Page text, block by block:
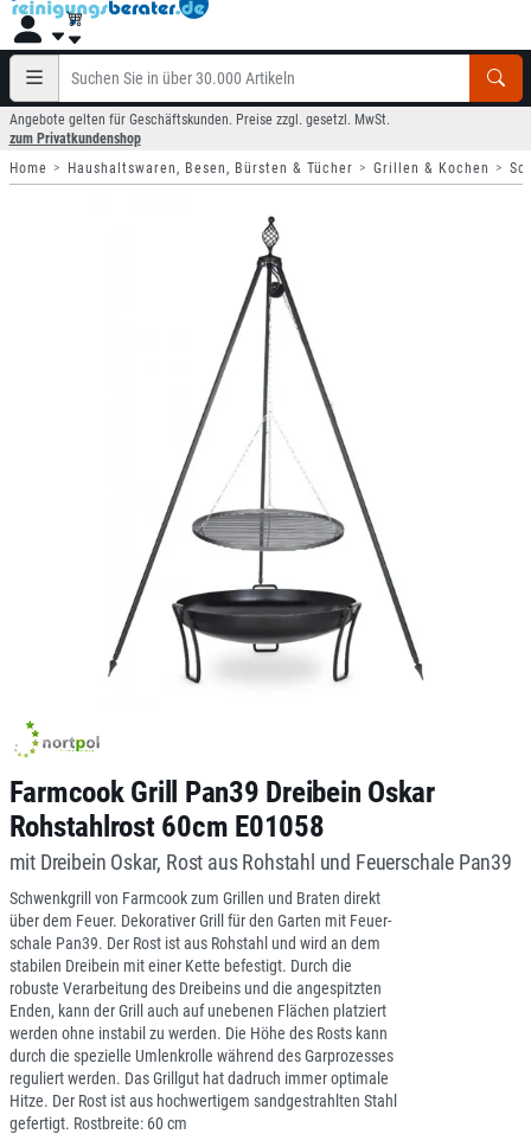
Angebote gelten für Geschäftskunden. Preise zzgl. gesetzl. MwSt.
zum Privatkundenshop
Home
Haushaltswaren, Besen, Bürsten & Tücher Grillen & Kochen
Farmcook Grill Pan39 Dreibein Oskar
Rohstahlrost 60cm E01058
mit Dreibein Oskar, Rost aus Rohstahl und Feuerschale Pan39
Schwenkgrill von Farmcook zum Grillen und Braten direkt
über dem Feuer. Dekorativer Grill für den Garten mit Feuer-
schale Pan39. Der Rost ist aus Rohstahl und wird an dem
stabilen Dreibein mit einer Kette befestigt. Durch die
robuste Verarbeitung des Dreibeins und die angespitzten
Enden, kann der Grill auch auf unebenen Flächen platziert
werden ohne instabil zu werden. Die Höhe des Rosts kann
durch die spezielle Umlenkrolle während des Garprozesses
reguliert werden. Das Grillgut hat dadruch immer optimale
Hitze. Der Rost ist aus hochwertigem sandgestrahlten Stahl
gefertigt. Rostbreite: 60 cm